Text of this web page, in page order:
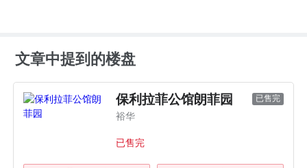
文章中提到的楼盘
保利拉菲公馆朗菲园 已售完
裕华
已售完